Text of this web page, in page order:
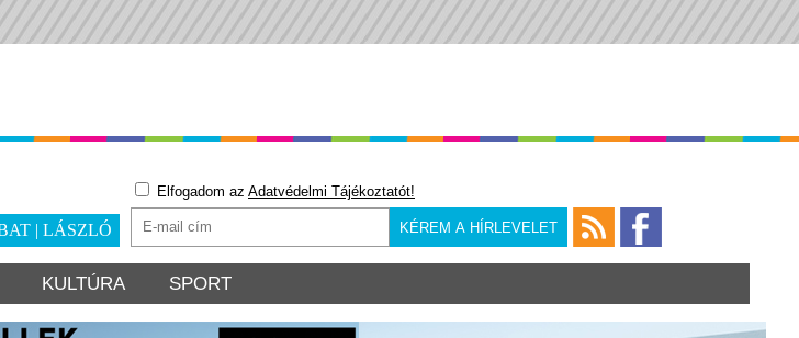
| LÁSZLÓ
Elfogadom az Adatvédelmi Tájékoztatót!
KULTÚRA SPORT